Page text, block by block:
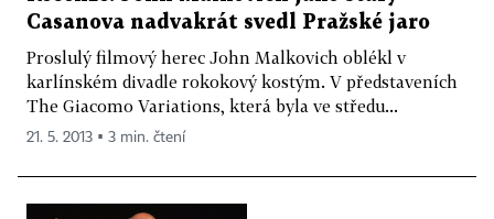
Casanova nadvakrát svedl Pražské jaro
Proslulý filmový herec John Malkovich oblékl v
karlínském divadle rokokový kostým. V představeních
The Giacomo Variations, která byla ve středu...
21. 5. 2013 ▪ 3 min. čtení